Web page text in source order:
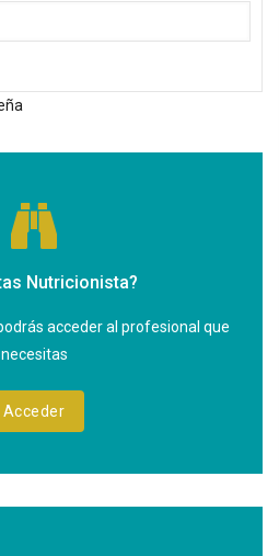
Nutricionista?
acceder al profesional que
Acceder